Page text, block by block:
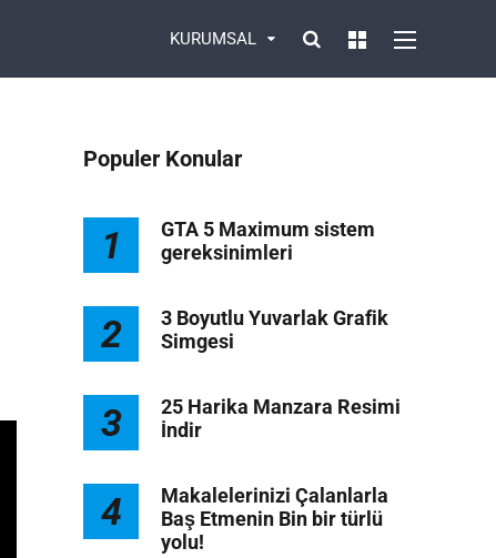
KURUMSAL
Populer Konular
1
GTA 5 Maximum sistem
gereksinimleri
2
3 Boyutlu Yuvarlak Grafik
Simgesi
3
25 Harika Manzara Resimi
İndir
4
Makalelerinizi Çalanlarla
Baş Etmenin Bin bir türlü
yolu!